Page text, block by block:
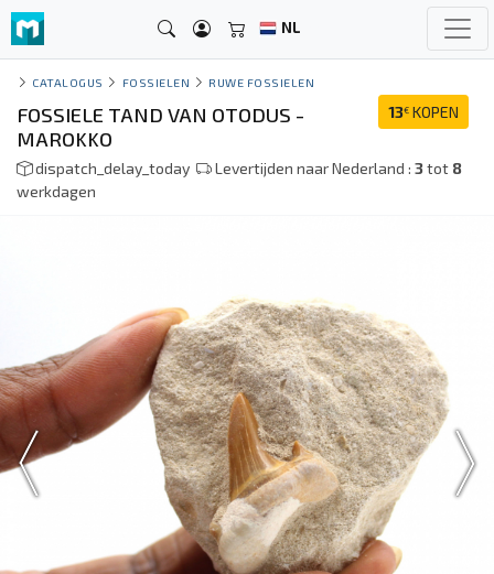
NL
CATALOGUS FOSSIELEN RUWE FOSSIELEN
13€ KOPEN
FOSSIELE TAND VAN OTODUS -
MAROKKO
dispatch_delay_today Levertijden naar Nederland : 3tot 8
werkdagen